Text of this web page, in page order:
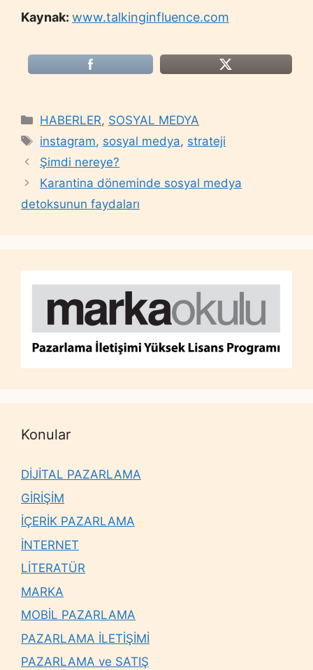
Kaynak: www.talkinginfluence.com
Categories
HABERLER, SOSYAL MEDYA
Tags
instagram, sosyal medya, strateji
Şimdi nereye?
Karantina döneminde sosyal medya
detoksunun faydaları
Konular
DİJİTAL PAZARLAMA
GİRİŞİM
İÇERİK PAZARLAMA
İNTERNET
LİTERATÜR
MARKA
MOBİL PAZARLAMA
PAZARLAMA İLETİŞİMİ
PAZARLAMA ve SATIŞ